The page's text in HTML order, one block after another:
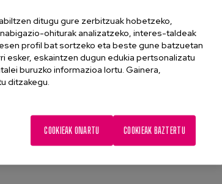
pertsonekin elkarrizketa
ditugu gure zerbitzuak hobetzeko,
ohiturak analizatzeko, interes-taldeak
profil bat sortzeko eta beste gune batzuetan
esker, eskaintzen dugun edukia pertsonalizatu
buruzko informazioa lortu. Gainera,
ditzakegu.
COOKIEAK BAZTERTU
COOKIEAK ONARTU